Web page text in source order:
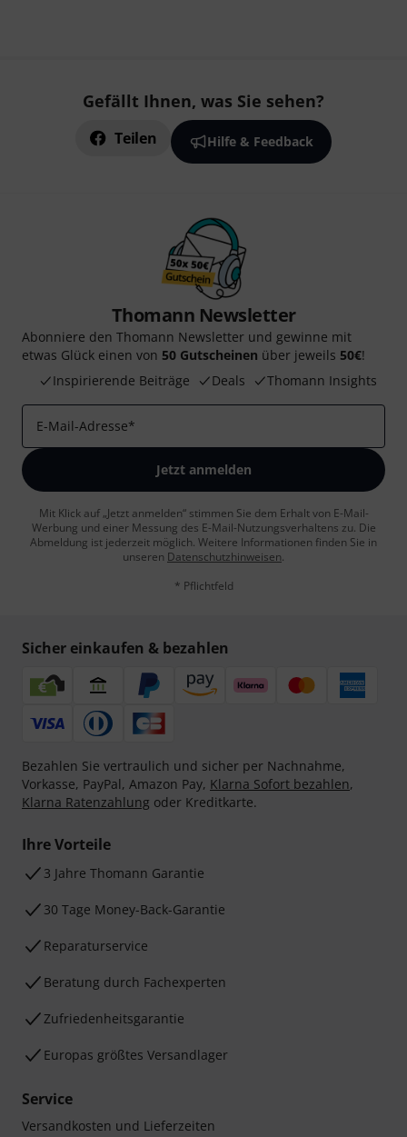
Gefällt Ihnen, was Sie sehen?
Teilen Hilfe & Feedback
Thomann Newsletter
Abonniere den Thomann Newsletter und gewinne mit
etwas Glück einen von 50 Gutscheinen über jeweils 50€!
Inspirierende Beiträge
Deals Thomann Insights
E-Mail-Adresse*
Jetzt anmelden
Mit Klick auf „Jetzt anmelden“ stimmen Sie dem Erhalt von E-Mail-
Werbung und einer Messung des E-Mail-Nutzungsverhaltens zu. Die
Abmeldung ist jederzeit möglich. Weitere Informationen finden Sie in
unseren Datenschutzhinweisen.
* Pflichtfeld
Sicher einkaufen & bezahlen
Bezahlen Sie vertraulich und sicher per Nachnahme,
Vorkasse, PayPal, Amazon Pay, Klarna Sofort bezahlen,
Klarna Ratenzahlung oder Kreditkarte.
Ihre Vorteile
3 Jahre Thomann Garantie
30 Tage Money-Back-Garantie
Reparaturservice
Beratung durch Fachexperten
Zufriedenheitsgarantie
Europas größtes Versandlager
Service
Versandkosten und Lieferzeiten